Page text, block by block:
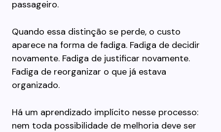
passageiro.
Quando essa distinção se perde, o custo
aparece na forma de fadiga. Fadiga de decidir
novamente. Fadiga de justificar novamente.
Fadiga de reorganizar o que já estava
organizado.
Há um aprendizado implícito nesse processo:
nem toda possibilidade de melhoria deve ser